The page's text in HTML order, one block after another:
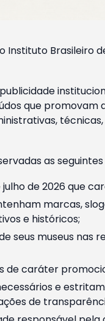
Brasileiro
que
as
de 2026 que
marcas,
e históricos;
museus nas
de caráter
e
de